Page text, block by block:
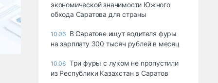
экономической значимости Южного
обхода Саратова для страны
10.06 В Саратове ищут водителя фуры
на зарплату 300 тысяч рублей в месяц
10.06 Три фуры с луком не пропустили
из Республики Казахстан в Саратов